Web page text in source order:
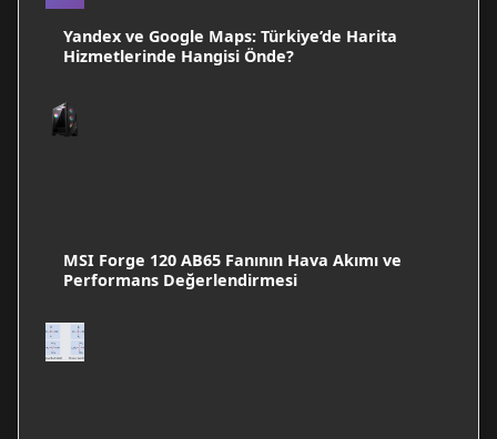
Yandex ve Google Maps: Türkiye’de Harita
Hizmetlerinde Hangisi Önde?
MSI Forge 120 AB65 Fanının Hava Akımı ve
Performans Değerlendirmesi